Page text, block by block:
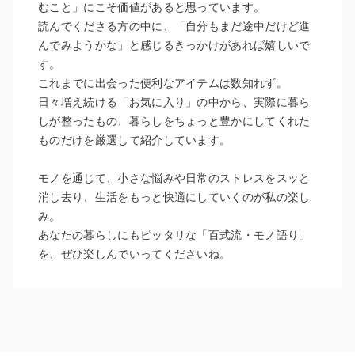
むこと」にこそ価値があると思っています。
読んでくださる方の中に、「自分もまだ途中だけど進
んでみようかな」と感じるきっかけがあれば嬉しいで
す。
これまでに出会った便利なアイテムは数知れず。
日々増え続ける「お気に入り」の中から、実際に暮ら
しが整ったもの、暮らしをちょっと豊かにしてくれた
ものだけを厳選して紹介しています。
モノを通じて、小さな悩みや日常のストレスをスッと
消し去り、生活をもっと快適にしていくのが私の楽し
み。
あなたの暮らしにもピッタリな「百式流・モノ語り」
を、ぜひ楽しんでいってくださいね。